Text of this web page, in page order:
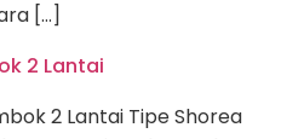
[…]
2 Lantai
2 Lantai Tipe Shorea